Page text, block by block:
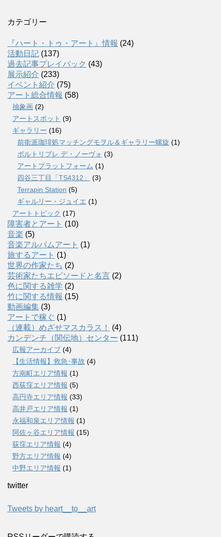
カテゴリー
『ハート・トゥ・アート』情報 (24)
活動日記 (137)
過去記事プレイバック (43)
展示紹介 (233)
イベント紹介 (75)
アート総合情報 (58)
抽象画 (2)
アートスポット (9)
ギャラリー (16)
前衛派珈琲処マッチングモヲル＆ギャラリー螺旋 (1)
ポルトリブレ デ・ノーヴォ (3)
アートプラットフォーム (1)
四谷三丁目「TS4312」
(3)
Terrapin Station (5)
ギャルリー・ジュイエ (1)
アートトピック (17)
障害者とアート (10)
音楽 (5)
音楽アルバムアート (1)
旅するアート (1)
世界の作家たち (2)
芸術家たちエピソードと名言 (2)
色に関する雑学 (2)
竹に関する情報 (15)
動画編集 (3)
アートで稼ぐ (1)
（連載）めざせマスカラス！
(4)
カンデンチ（関伝地）センター (111)
広報アーカイブ (4)
【生活情報】救急･事故 (4)
方南町エリア情報 (1)
西荻窪エリア情報 (5)
高円寺エリア情報 (33)
高井戸エリア情報 (1)
永福和泉エリア情報 (1)
阿佐ヶ谷エリア情報 (15)
荻窪エリア情報 (4)
野方エリア情報 (4)
中野エリア情報 (1)
twitter
Tweets by heart__to__art